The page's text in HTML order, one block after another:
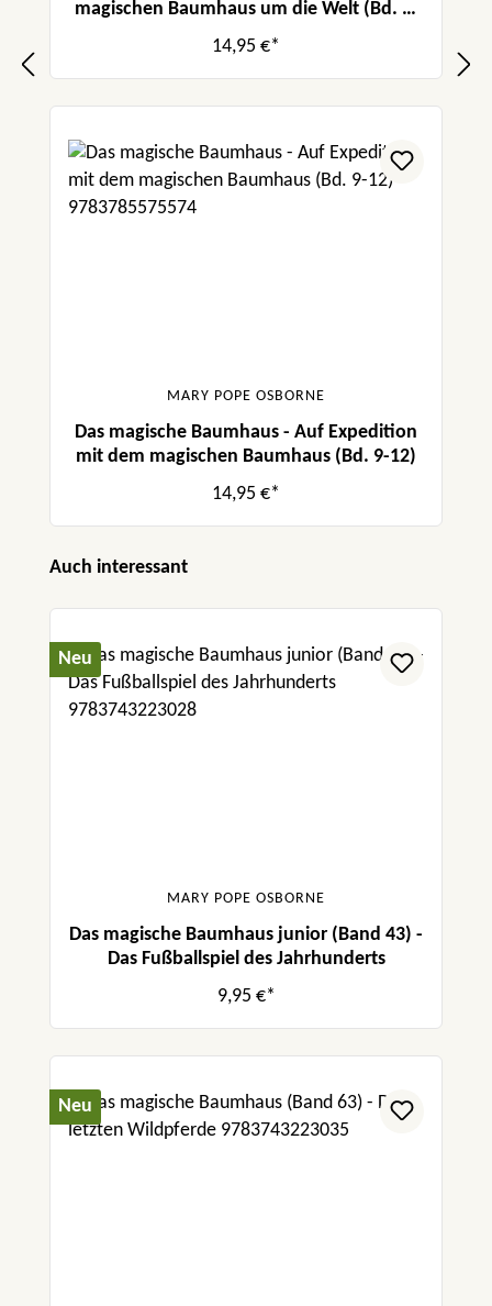
magischen Baumhaus um die Welt (Bd. 5-
8)
14,95 €*
MARY POPE OSBORNE
Das magische Baumhaus - Auf Expedition
mit dem magischen Baumhaus (Bd. 9-12)
14,95 €*
Produktgalerie überspringen
Auch interessant
Neu
MARY POPE OSBORNE
Das magische Baumhaus junior (Band 43) -
Das Fußballspiel des Jahrhunderts
9,95 €*
Neu